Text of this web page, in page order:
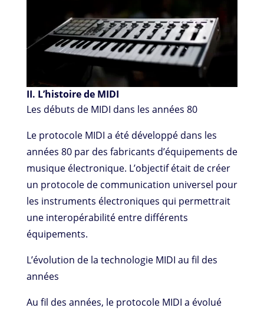
II. L’histoire de MIDI
Les débuts de MIDI dans les années 80
Le protocole MIDI a été développé dans les
années 80 par des fabricants d’équipements de
musique électronique. L’objectif était de créer
un protocole de communication universel pour
les instruments électroniques qui permettrait
une interopérabilité entre différents
équipements.
L’évolution de la technologie MIDI au fil des
années
Au fil des années, le protocole MIDI a évolué